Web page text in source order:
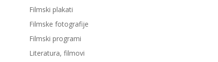
Filmski plakati
Filmske fotografije
Filmski programi
Literatura, filmovi